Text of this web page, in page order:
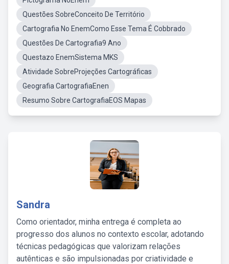
Questões SobreConceito De Território
Cartografia No EnemComo Esse Tema É Cobbrado
Questões De Cartografia9 Ano
Questazo EnemSistema MKS
Atividade SobreProjeções Cartográficas
Geografia CartografiaEnen
Resumo Sobre CartografiaEOS Mapas
Sandra
Como orientador, minha entrega é completa ao
progresso dos alunos no contexto escolar, adotando
técnicas pedagógicas que valorizam relações
autênticas e são impulsionadas por criatividade e